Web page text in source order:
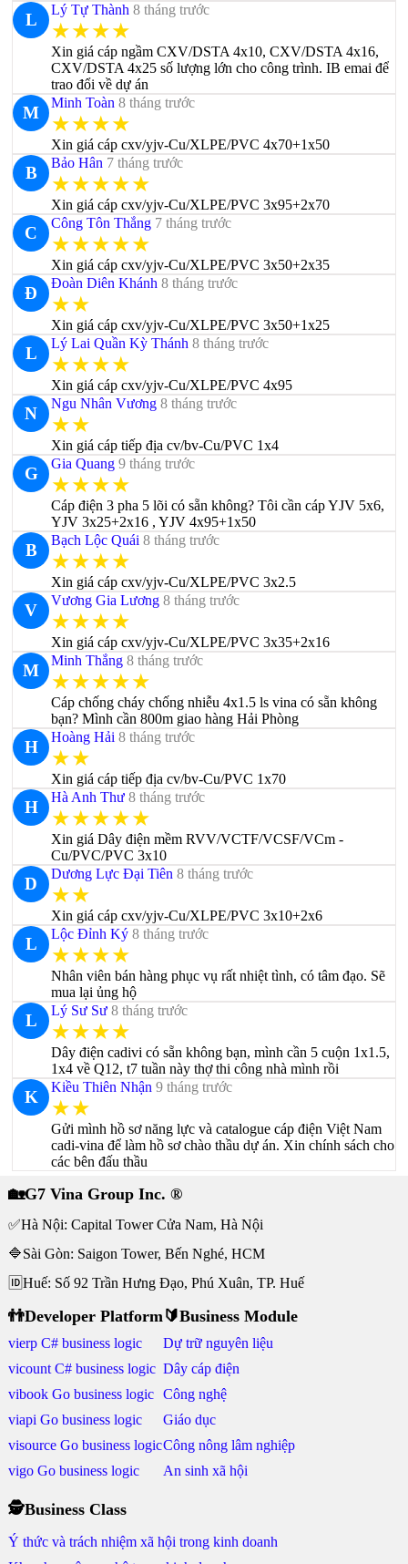
L
Lý Tự Thành 8 tháng trước
★★★★
Xin giá cáp ngầm CXV/DSTA 4x10, CXV/DSTA 4x16,
CXV/DSTA 4x25 số lượng lớn cho công trình. IB emai để
trao đổi về dự án
M
Minh Toàn 8 tháng trước
★★★★
Xin giá cáp cxv/yjv-Cu/XLPE/PVC 4x70+1x50
B
Bảo Hân 7 tháng trước
★★★★★
Xin giá cáp cxv/yjv-Cu/XLPE/PVC 3x95+2x70
C
Công Tôn Thắng 7 tháng trước
★★★★★
Xin giá cáp cxv/yjv-Cu/XLPE/PVC 3x50+2x35
Đ
Đoàn Diên Khánh 8 tháng trước
★★
Xin giá cáp cxv/yjv-Cu/XLPE/PVC 3x50+1x25
L
Lý Lai Quần Kỳ Thánh 8 tháng trước
★★★★
Xin giá cáp cxv/yjv-Cu/XLPE/PVC 4x95
N
Ngu Nhân Vương 8 tháng trước
★★
Xin giá cáp tiếp địa cv/bv-Cu/PVC 1x4
G
Gia Quang 9 tháng trước
★★★★
Cáp điện 3 pha 5 lõi có sẵn không? Tôi cần cáp YJV 5x6,
YJV 3x25+2x16 , YJV 4x95+1x50
B
Bạch Lộc Quái 8 tháng trước
★★★★
Xin giá cáp cxv/yjv-Cu/XLPE/PVC 3x2.5
V
Vương Gia Lương 8 tháng trước
★★★★
Xin giá cáp cxv/yjv-Cu/XLPE/PVC 3x35+2x16
M
Minh Thắng 8 tháng trước
★★★★★
Cáp chống cháy chống nhiễu 4x1.5 ls vina có sẵn không
bạn? Mình cần 800m giao hàng Hải Phòng
H
Hoàng Hải 8 tháng trước
★★
Xin giá cáp tiếp địa cv/bv-Cu/PVC 1x70
H
Hà Anh Thư 8 tháng trước
★★★★★
Xin giá Dây điện mềm RVV/VCTF/VCSF/VCm -
Cu/PVC/PVC 3x10
D
Dương Lực Đại Tiên 8 tháng trước
★★
Xin giá cáp cxv/yjv-Cu/XLPE/PVC 3x10+2x6
L
Lộc Đỉnh Ký 8 tháng trước
★★★★
Nhân viên bán hàng phục vụ rất nhiệt tình, có tâm đạo. Sẽ
mua lại ủng hộ
L
Lý Sư Sư 8 tháng trước
★★★★
Dây điện cadivi có sẵn không bạn, mình cần 5 cuộn 1x1.5,
1x4 về Q12, t7 tuần này thợ thi công nhà mình rồi
K
Kiều Thiên Nhận 9 tháng trước
★★
Gửi mình hồ sơ năng lực và catalogue cáp điện Việt Nam
cadi-vina để làm hồ sơ chào thầu dự án. Xin chính sách cho
các bên đấu thầu
🏡G7 Vina Group Inc. ®
✅Hà Nội: Capital Tower Cửa Nam, Hà Nội
🔷Sài Gòn: Saigon Tower, Bến Nghé, HCM
🆔Huế: Số 92 Trần Hưng Đạo, Phú Xuân, TP. Huế
👬Developer Platform
vierp C# business logic
vicount C# business logic
vibook Go business logic
viapi Go business logic
visource Go business logic
vigo Go business logic
🔰Business Module
Dự trữ nguyên liệu
Dây cáp điện
Công nghệ
Giáo dục
Công nông lâm nghiệp
An sinh xã hội
🕵Business Class
Ý thức và trách nhiệm xã hội trong kinh doanh